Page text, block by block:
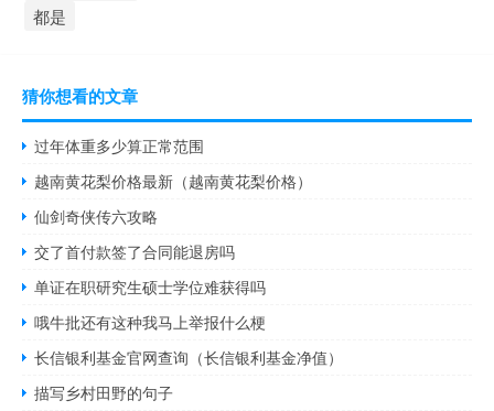
都是
猜你想看的文章
过年体重多少算正常范围
越南黄花梨价格最新（越南黄花梨价格）
仙剑奇侠传六攻略
交了首付款签了合同能退房吗
单证在职研究生硕士学位难获得吗
哦牛批还有这种我马上举报什么梗
长信银利基金官网查询（长信银利基金净值）
描写乡村田野的句子